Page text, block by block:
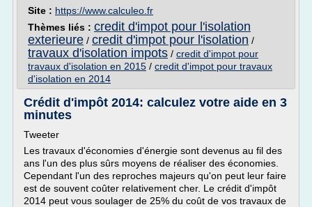
Site : https://www.calculeo.fr
Thèmes liés : credit d'impot pour l'isolation
exterieure / credit d'impot pour l'isolation /
travaux d'isolation impots / credit d'impot pour
travaux d'isolation en 2015 / credit d'impot pour travaux
d'isolation en 2014
Crédit d'impôt 2014: calculez votre aide en 3
minutes
Tweeter
Les travaux d'économies d'énergie sont devenus au fil des
ans l'un des plus sûrs moyens de réaliser des économies.
Cependant l'un des reproches majeurs qu'on peut leur faire
est de souvent coûter relativement cher. Le crédit d'impôt
2014 peut vous soulager de 25% du coût de vos travaux de